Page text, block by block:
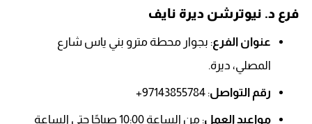
فرع د. نيوترشن ديرة نايف
عنوان الفرع: بجوار محطة مترو بني ياس شارع
المصلي، ديرة.
رقم التواصل: 97143855784+
مواعيد العمل
: من الساعة 10:00 صباحًا حتى الساعة